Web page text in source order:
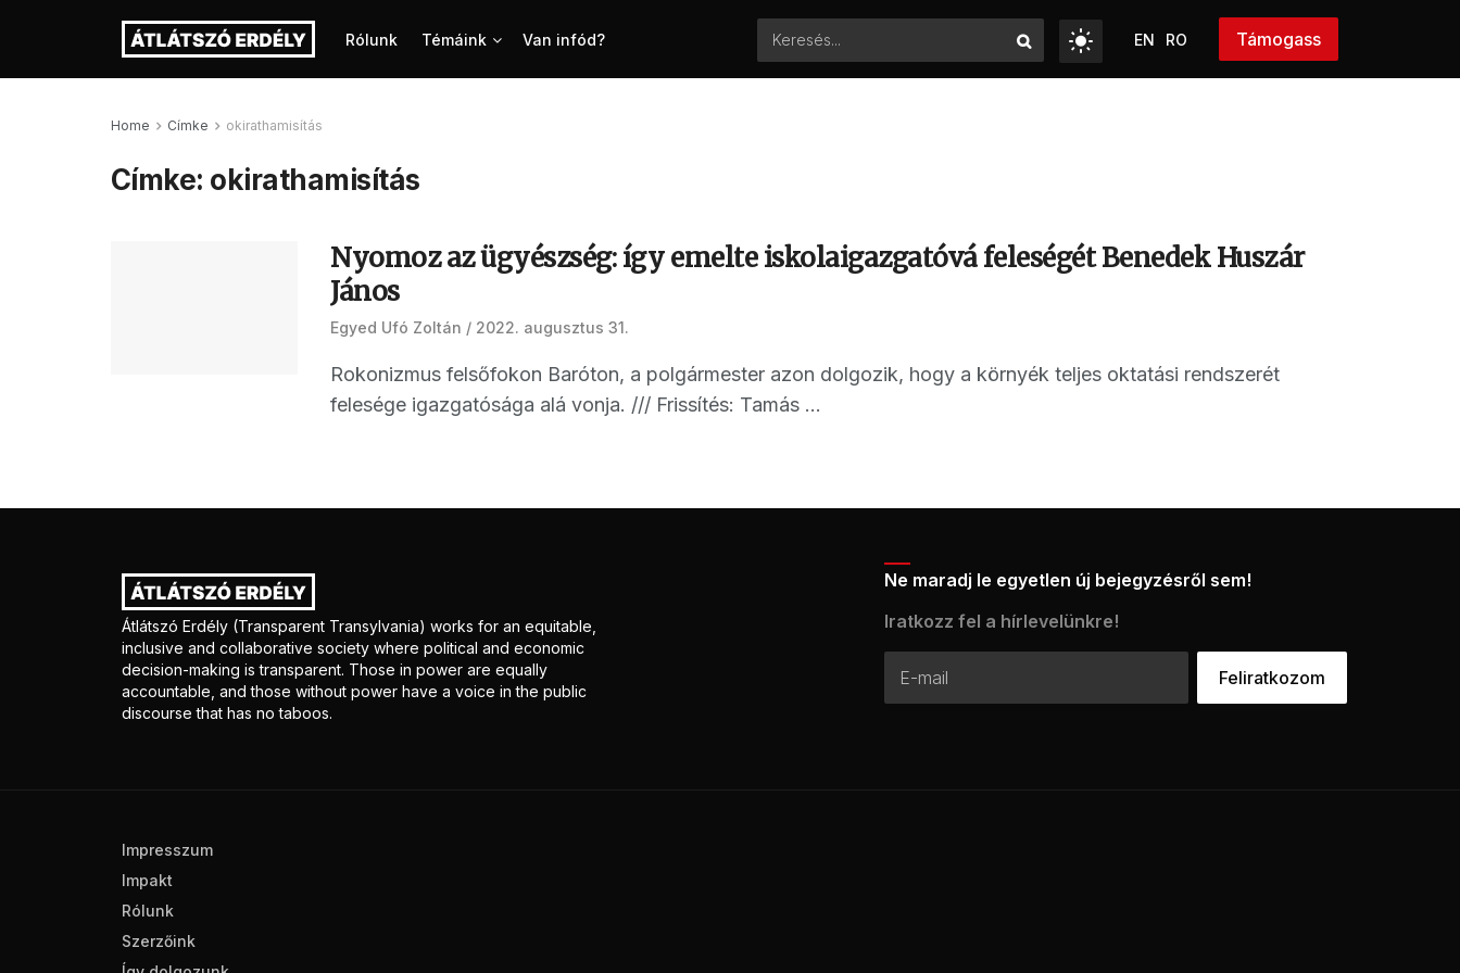
Rólunk Témáink Van infód? EN RO Támogass
Home Címke okirathamisítás
Címke: okirathamisítás
Nyomoz az ügyészség: így emelte iskolaigazgatóvá feleségét Benedek Huszár
János
Egyed Ufó Zoltán 2022. augusztus 31.
Rokonizmus felsőfokon Baróton, a polgármester azon dolgozik, hogy a környék teljes oktatási rendszerét
felesége igazgatósága alá vonja. /// Frissítés: Tamás ...
Átlátszó Erdély (Transparent Transylvania) works for an equitable,
inclusive and collaborative society where political and economic
decision-making is transparent. Those in power are equally
accountable, and those without power have a voice in the public
discourse that has no taboos.
Ne maradj le egyetlen új bejegyzésről sem!
Iratkozz fel a hírlevelünkre!
Impresszum
Impakt
Rólunk
Szerzőink